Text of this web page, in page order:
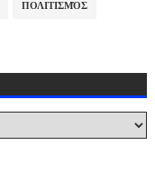
ΠΟΛΙΤΙΣΜΌΣ